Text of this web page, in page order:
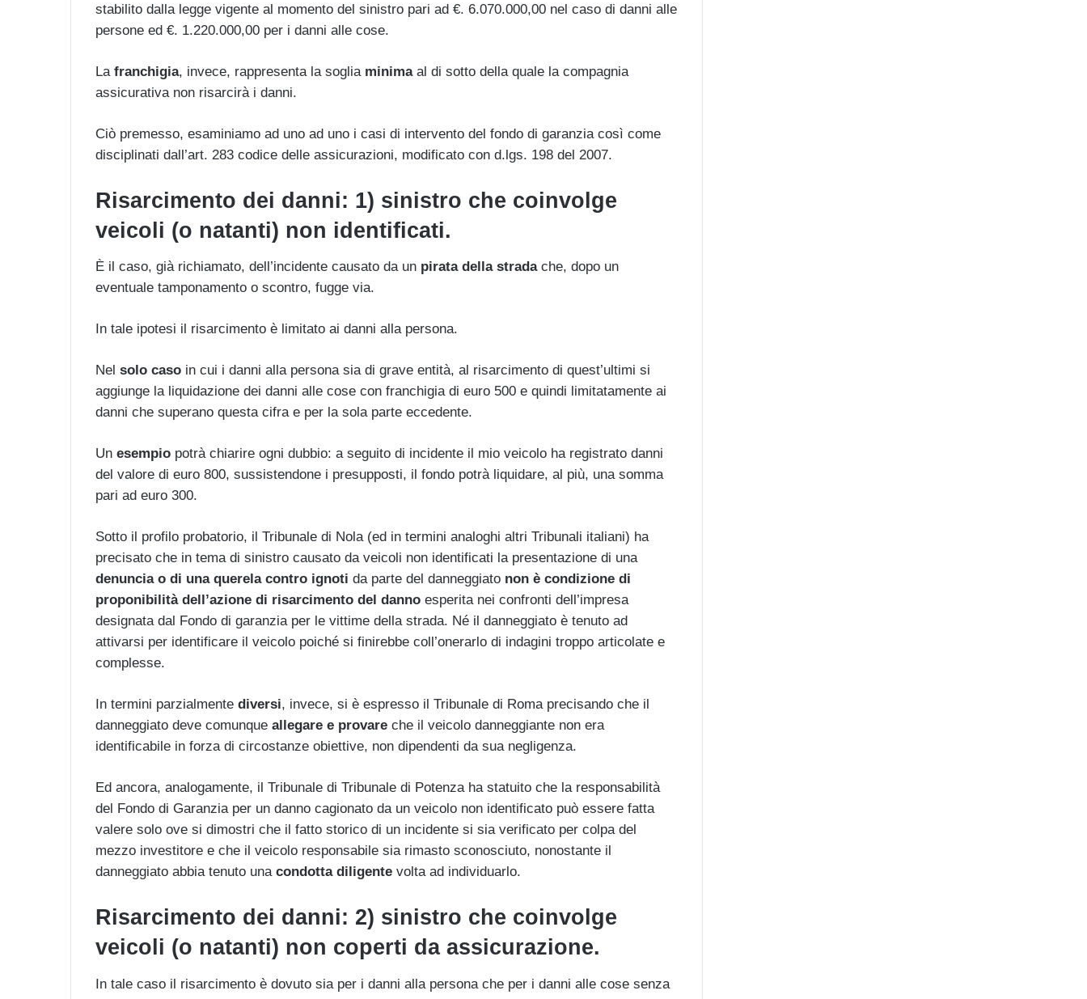
stabilito dalla legge vigente al momento del sinistro pari ad €. 6.070.000,00 nel caso di danni alle
persone ed €. 1.220.000,00 per i danni alle cose.
La franchigia, invece, rappresenta la soglia minimaal di sotto della quale la compagnia
assicurativa non risarcirà i danni.
Ciò premesso, esaminiamo ad uno ad uno i casi di intervento del fondo di garanzia così come
disciplinati dall’art. 283 codice delle assicurazioni, modificato con d.lgs. 198 del 2007.
Risarcimento dei danni: 1) sinistro che coinvolge
veicoli (o natanti) non identificati.
È il caso, già richiamato, dell’incidente causato da un pirata della stradache, dopo un
eventuale tamponamento o scontro, fugge via.
In tale ipotesi il risarcimento è limitato ai danni alla persona.
Nel solo caso in cui i danni alla persona sia di grave entità, al risarcimento di quest’ultimi si
aggiunge la liquidazione dei danni alle cose con franchigia di euro 500 e quindi limitatamente ai
danni che superano questa cifra e per la sola parte eccedente.
Un esempio potrà chiarire ogni dubbio: a seguito di incidente il mio veicolo ha registrato danni
del valore di euro 800, sussistendone i presupposti, il fondo potrà liquidare, al più, una somma
pari ad euro 300.
Sotto il profilo probatorio, il Tribunale di Nola (ed in termini analoghi altri Tribunali italiani) ha
precisato che in tema di sinistro causato da veicoli non identificati la presentazione di una
denuncia o di una querela contro ignoti da parte del danneggiato non è condizione di
proponibilità dell’azione di risarcimento del danno esperita nei confronti dell’impresa
designata dal Fondo di garanzia per le vittime della strada. Né il danneggiato è tenuto ad
attivarsi per identificare il veicolo poiché si finirebbe coll’onerarlo di indagini troppo articolate e
complesse.
In termini parzialmente diversi, invece, si è espresso il Tribunale di Roma precisando che il
danneggiato deve comunque allegare e provare che il veicolo danneggiante non era
identificabile in forza di circostanze obiettive, non dipendenti da sua negligenza.
Ed ancora, analogamente, il Tribunale di Tribunale di Potenza ha statuito che la responsabilità
del Fondo di Garanzia per un danno cagionato da un veicolo non identificato può essere fatta
valere solo ove si dimostri che il fatto storico di un incidente si sia verificato per colpa del
mezzo investitore e che il veicolo responsabile sia rimasto sconosciuto, nonostante il
danneggiato abbia tenuto una condotta diligente volta ad individuarlo.
Risarcimento dei danni: 2) sinistro che coinvolge
veicoli (o natanti) non coperti da assicurazione.
In tale caso il risarcimento è dovuto sia per i danni alla persona che per i danni alle cose senza